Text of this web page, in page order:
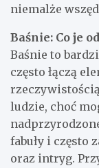
niemalże
Baśnie: Co je
Baśnie to
często łączą
ludzie, choć
fabuły i często
oraz intryg.